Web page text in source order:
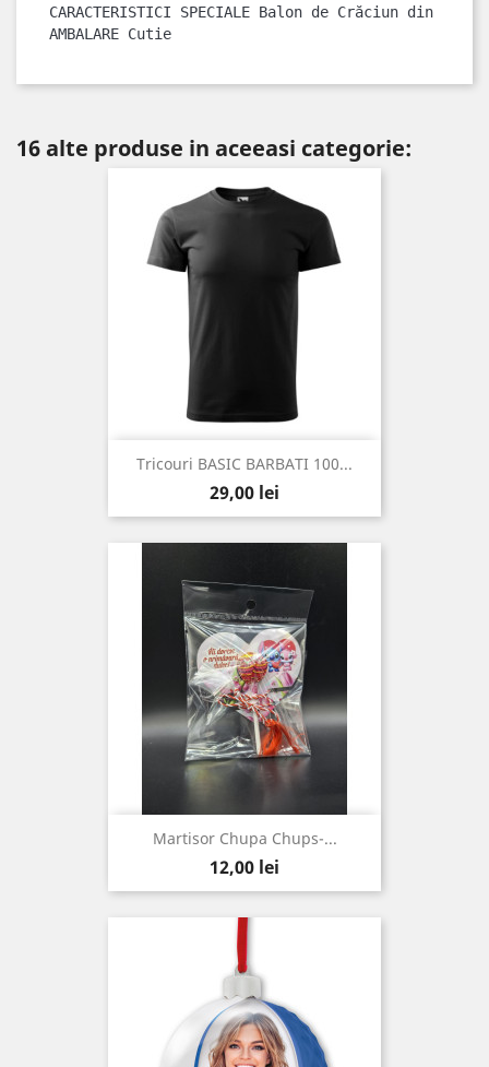
CARACTERISTICI SPECIALE Balon de Crăciun
AMBALARE Cutie
16 alte produse in aceeasi categorie:
Tricouri BASIC BARBATI 100...
Pret
29,00 lei
Martisor Chupa Chups-...
Pret
12,00 lei